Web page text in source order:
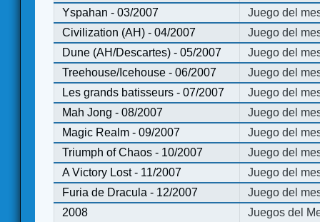
Yspahan - 03/2007
Juego del
Civilization (AH) - 04/2007
Juego del
Dune (AH/Descartes) - 05/2007
Juego del
Treehouse/Icehouse - 06/2007
Juego del
Les grands batisseurs - 07/2007
Juego del
Mah Jong - 08/2007
Juego del
Magic Realm - 09/2007
Juego del
Triumph of Chaos - 10/2007
Juego del
A Victory Lost - 11/2007
Juego del
Furia de Dracula - 12/2007
Juego del
2008
Juegos del